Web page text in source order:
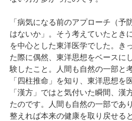
「病気になる前のアプローチ（予
はないか」。そう考えていたとき
を中心とした東洋医学でした。き
た際に偶然、東洋思想をベースに
験したこと。人間も自然の一部と
「四柱推命」を知り、東洋思想を
「漢方」ではと気付いた瞬間、漢
たのです。人間も自然の一部であ
整えれば本来の健康を取り戻せる